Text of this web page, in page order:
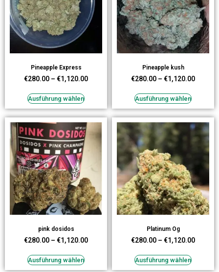
Pineapple Express
€280.00 – €1,120.00
Ausführung wählen
Pineapple kush
€280.00 – €1,120.00
Ausführung wählen
pink dosidos
€280.00 – €1,120.00
Ausführung wählen
Platinum Og
€280.00 – €1,120.00
Ausführung wählen